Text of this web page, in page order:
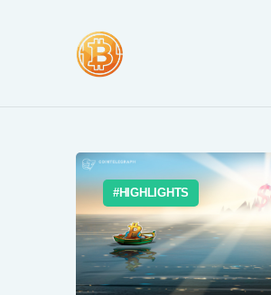
NEWS
UPTRENDS
KNOWLEDGES
COIN PRICE
HIGHLIGHTS